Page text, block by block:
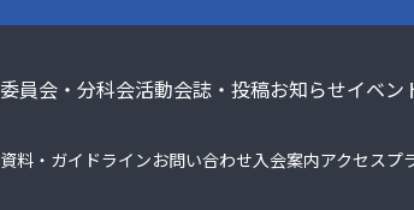
委員会・分科会活動会誌・投稿お知らせイベン
資料・ガイドラインお問い合わせ入会案内アクセスプ